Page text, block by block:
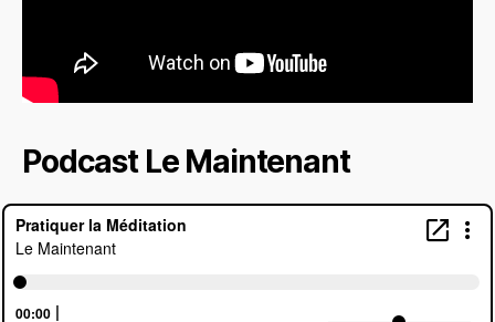
Podcast Le Maintenant